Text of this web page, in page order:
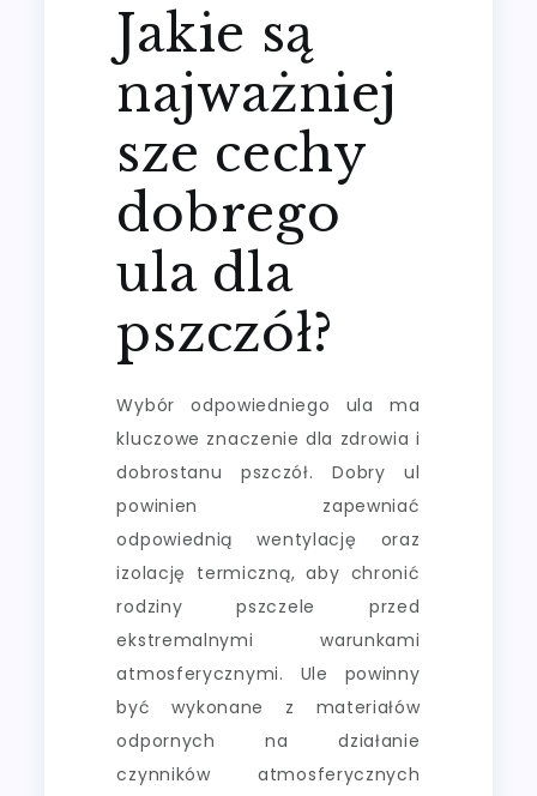
Jakie są
najważniej
sze cechy
dobrego
ula dla
pszczół?
Wybór odpowiedniego ula ma
kluczowe znaczenie dla zdrowia i
dobrostanu pszczół. Dobry ul
powinien zapewniać
odpowiednią wentylację oraz
izolację termiczną, aby chronić
rodziny pszczele przed
ekstremalnymi warunkami
atmosferycznymi. Ule powinny
być wykonane z materiałów
odpornych na działanie
czynników atmosferycznych